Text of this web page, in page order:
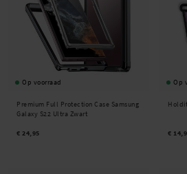
Op voorraad
Premium Full Protection Case Samsung
Galaxy S22 Ultra Zwart
€ 24,95
Op
€